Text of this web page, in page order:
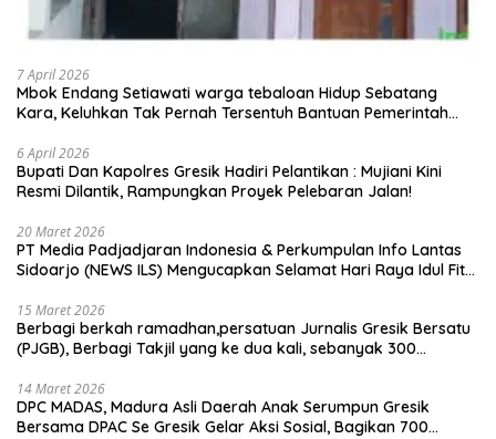
7 April 2026
Mbok Endang Setiawati warga tebaloan Hidup Sebatang
Kara, Keluhkan Tak Pernah Tersentuh Bantuan Pemerintah
6 April 2026
​Bupati Dan Kapolres Gresik Hadiri Pelantikan : Mujiani Kini
Resmi Dilantik, Rampungkan Proyek Pelebaran Jalan!
20 Maret 2026
PT Media Padjadjaran Indonesia & Perkumpulan Info Lantas
Sidoarjo (NEWS ILS) Mengucapkan Selamat Hari Raya Idul Fitri
15 Maret 2026
Berbagi berkah ramadhan,persatuan Jurnalis Gresik Bersatu
(PJGB), Berbagi Takjil yang ke dua kali, sebanyak 300
14 Maret 2026
DPC MADAS, Madura Asli Daerah Anak Serumpun Gresik
Bersama DPAC Se Gresik Gelar Aksi Sosial, Bagikan 700